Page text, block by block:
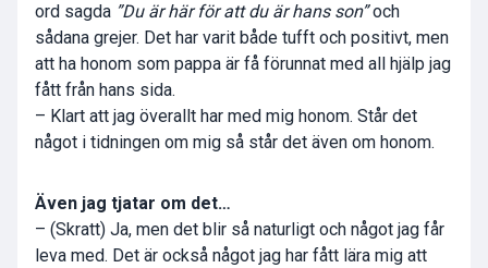
ord sagda ”Du är här för att du är hans son”och
sådana grejer. Det har varit både tufft och positivt, men
att ha honom som pappa är få förunnat med all hjälp jag
fått från hans sida.
– Klart att jag överallt har med mig honom. Står det
något i tidningen om mig så står det även om honom.
Även jag tjatar om det…
– (Skratt) Ja, men det blir så naturligt och något jag får
leva med. Det är också något jag har fått lära mig att